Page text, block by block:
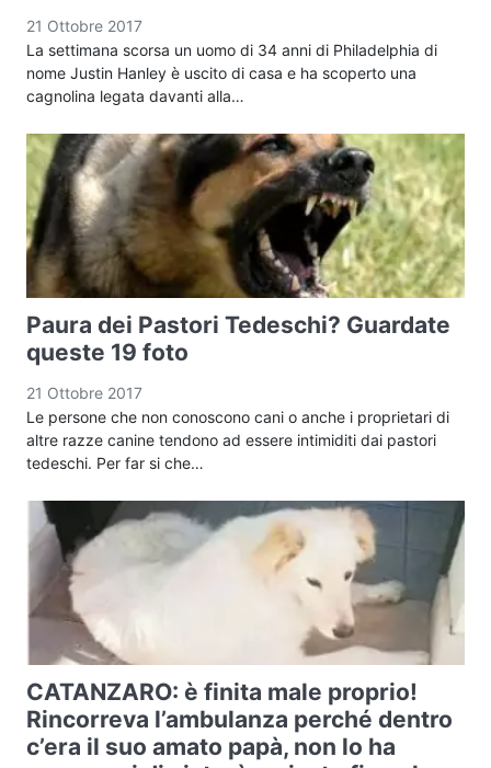
21 Ottobre 2017
La settimana scorsa un uomo di 34 anni di Philadelphia di
nome Justin Hanley è uscito di casa e ha scoperto una
cagnolina legata davanti alla…
Paura dei Pastori Tedeschi? Guardate
queste 19 foto
21 Ottobre 2017
Le persone che non conoscono cani o anche i proprietari di
altre razze canine tendono ad essere intimiditi dai pastori
tedeschi. Per far si che…
CATANZARO: è finita male proprio!
Rincorreva l’ambulanza perché dentro
c’era il suo amato papà, non lo ha